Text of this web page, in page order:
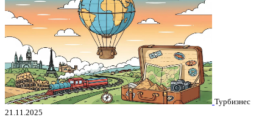
Турбизнес
21.11.2025